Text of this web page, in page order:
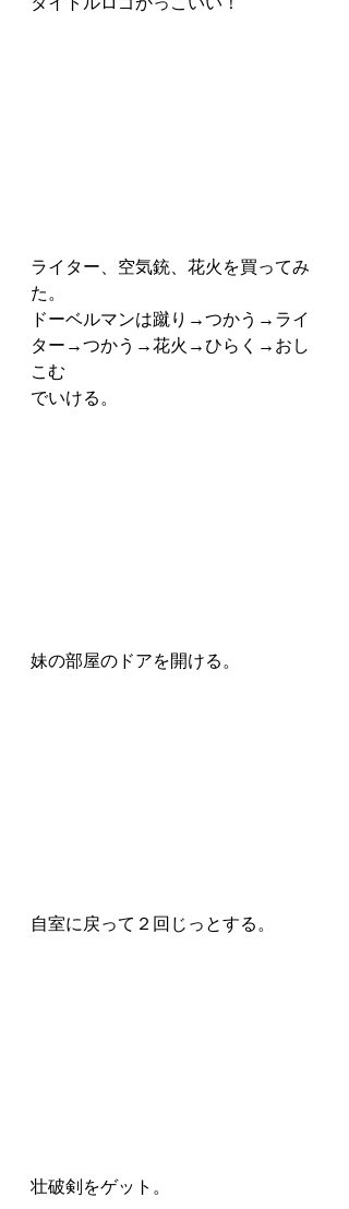
ライター、空気銃、花火を買ってみ
た。
ドーベルマンは蹴り→つかう→ライ
ター→つかう→花火→ひらく→おし
こむ
でいける。
妹の部屋のドアを開ける。
自室に戻って２回じっとする。
壮破剣をゲット。